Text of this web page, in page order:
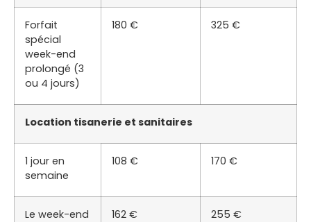
Forfait
spécial
week-end
prolongé (3
ou 4 jours)
180 € 325 €
Location tisanerie et sanitaires
1 jour en
semaine
108 € 170 €
Le week-end 162 € 255 €